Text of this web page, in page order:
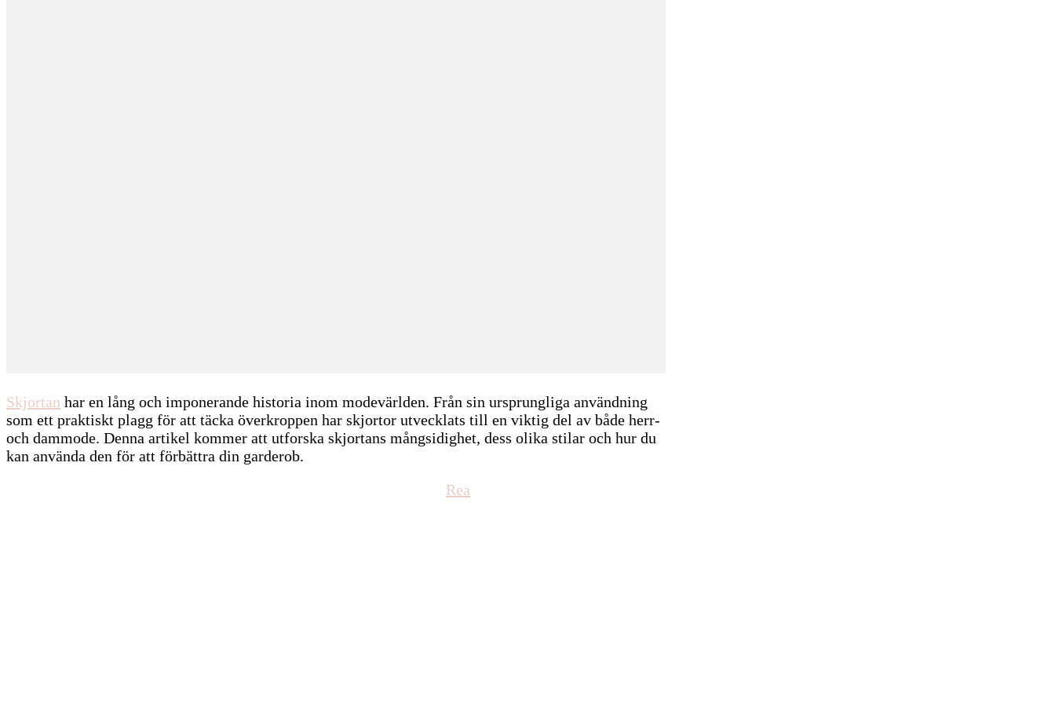
Skjortan har en lång och imponerande historia inom modevärlden. Från sin ursprungliga användning
som ett praktiskt plagg för att täcka överkroppen har skjortor utvecklats till en viktig del av både herr-
och dammode. Denna artikel kommer att utforska skjortans mångsidighet, dess olika stilar och hur du
kan använda den för att förbättra din garderob.
Rea